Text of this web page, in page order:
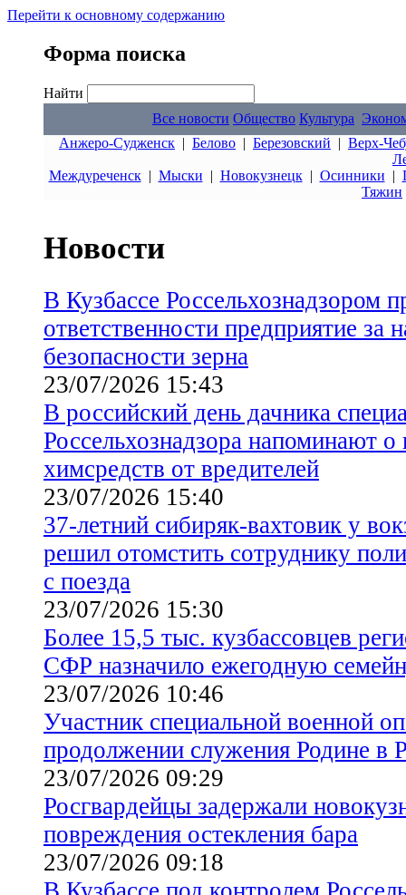
Перейти к основному содержанию
Форма поиска
Найти
Все новости Общество Культура
Анжеро-Судженск | Белово | Березовский | Верх-
Междуреченск| Мыски | Новокузнецк| Осинники |
Тяжин
Новости
В Кузбассе Россельхознадзором
ответственности предприятие за
безопасности зерна
23/07/2026 15:43
В российский день дачника
Россельхознадзора напоминают
химсредств от вредителей
23/07/2026 15:40
37-летний сибиряк-вахтовик у
решил отомстить сотруднику
с поезда
23/07/2026 15:30
Более 15,5 тыс. кузбассовцев
СФР назначило ежегодную
23/07/2026 10:46
Участник специальной военной
продолжении служения Родине в
23/07/2026 09:29
Росгвардейцы задержали
повреждения остекления бара
23/07/2026 09:18